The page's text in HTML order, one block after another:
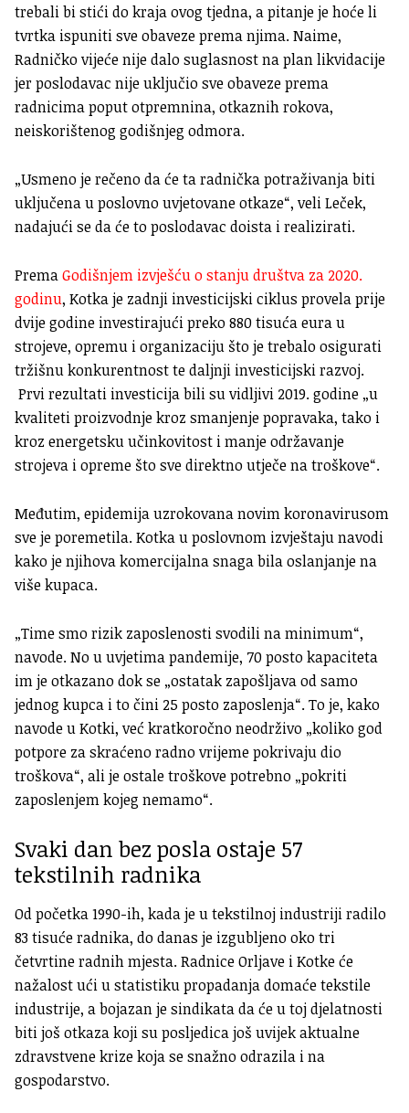
trebali bi stići do kraja ovog tjedna, a pitanje je hoće li
tvrtka ispuniti sve obaveze prema njima. Naime,
Radničko vijeće nije dalo suglasnost na plan likvidacije
jer poslodavac nije uključio sve obaveze prema
radnicima poput otpremnina, otkaznih rokova,
neiskorištenog godišnjeg odmora.
„Usmeno je rečeno da će ta radnička potraživanja biti
uključena u poslovno uvjetovane otkaze“, veli Leček,
nadajući se da će to poslodavac doista i realizirati.
PremaGodišnjem izvješću o stanju društva za 2020.
godinu, Kotka je zadnji investicijski ciklus provela prije
dvije godine investirajući preko 880 tisuća eura u
strojeve, opremu i organizaciju što je trebalo osigurati
tržišnu konkurentnost te daljnji investicijski razvoj.
Prvi rezultati investicija bili su vidljivi 2019. godine „u
kvaliteti proizvodnje kroz smanjenje popravaka, tako i
kroz energetsku učinkovitost i manje održavanje
strojeva i opreme što sve direktno utječe na troškove“.
Međutim, epidemija uzrokovana novim koronavirusom
sve je poremetila. Kotka u poslovnom izvještaju navodi
kako je njihova komercijalna snaga bila oslanjanje na
više kupaca.
„Time smo rizik zaposlenosti svodili na minimum“,
navode. No u uvjetima pandemije, 70 posto kapaciteta
im je otkazano dok se „ostatak zapošljava od samo
jednog kupca i to čini 25 posto zaposlenja“. To je, kako
navode u Kotki, već kratkoročno neodrživo „koliko god
potpore za skraćeno radno vrijeme pokrivaju dio
troškova“, ali je ostale troškove potrebno „pokriti
zaposlenjem kojeg nemamo“.
Svaki dan bez posla ostaje 57
tekstilnih radnika
Od početka 1990-ih, kada je u tekstilnoj industriji radilo
83 tisuće radnika, do danas je izgubljeno oko tri
četvrtine radnih mjesta. Radnice Orljave i Kotke će
nažalost ući u statistiku propadanja domaće tekstile
industrije, a bojazan je sindikata da će u toj djelatnosti
biti još otkaza koji su posljedica još uvijek aktualne
zdravstvene krize koja se snažno odrazila i na
gospodarstvo.